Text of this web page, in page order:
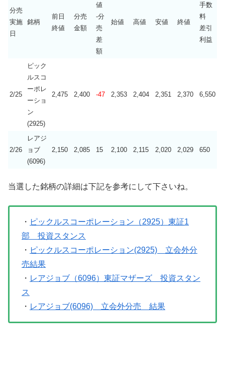
分売
実施
日
銘柄
前日
終値
分売
金額
値
-分
売
差
額
始値 高値 安値 終値
手数
料
差引
利益
2/25
ピック
ルスコ
ーポレ
ーショ
ン
(2925)
2,475 2,400 -47 2,353 2,404 2,351 2,370 6,550
2/26
レアジ
ョブ
(6096)
2,150 2,085 15 2,100 2,115 2,020 2,029 650
当選した銘柄の詳細は下記を参考にして下さいね。
・ ピックルスコーポレーション（2925）東証1
部 投資スタンス
・ ピックルスコーポレーション(2925) 立会外分
売結果
・ レアジョブ（6096）東証マザーズ 投資スタン
ス
・ レアジョブ(6096) 立会外分売 結果